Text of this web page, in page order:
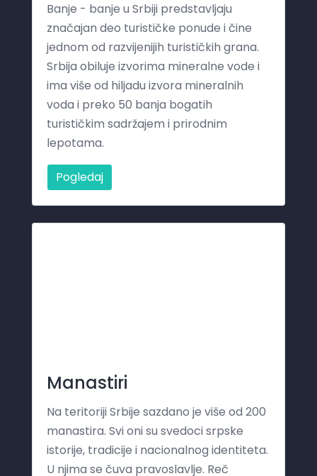
Banje - banje u Srbiji predstavljaju
značajan deo turističke ponude i čine
jednom od razvijenijih turističkih grana.
Srbija obiluje izvorima mineralne vode i
ima više od hiljadu izvora mineralnih
voda i preko 50 banja bogatih
turističkim sadržajem i prirodnim
lepotama.
Pogledaj
Manastiri
Na teritoriji Srbije sazdano je više od 200
manastira. Svi oni su svedoci srpske
istorije, tradicije i nacionalnog identiteta.
U njima se čuva pravoslavlje. Reč